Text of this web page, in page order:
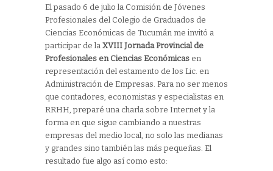
El pasado 6 de julio la Comisión de Jóvenes
Profesionales del Colegio de Graduados de
Ciencias Económicas de Tucumán me invitó a
participar de la XVIII Jornada Provincial de
Profesionales en Ciencias Económicas en
representación del estamento de los Lic. en
Administración de Empresas. Para no ser menos
que contadores, economistas y especialistas en
RRHH, preparé una charla sobre Internet y la
forma en que sigue cambiando a nuestras
empresas del medio local, no solo las medianas
y grandes sino también las más pequeñas. El
resultado fue algo así como esto: